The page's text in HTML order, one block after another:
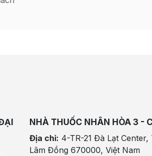
NHÀ THUỐC NHÂN HÒA 3 -
Địa chỉ: 4-TR-21 Đà Lạt Center,
Lâm Đồng 670000, Việt Nam